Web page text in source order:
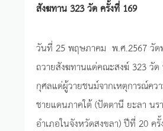
สังฆทาน 323 วัด ครั้งที่ 169
วันที่ 25 พฤษภาคม พ.ศ.2567 วัด
ถวายสังฆทานแด่คณะสงฆ์ 323 วั
กุศลแด่ผู้วายชนม์จากเหตุการณ์คว
ชายแดนภาคใต้ (ปัตตานี ยะลา นร
อำเภอในจังหวัดสงขลา) ปีที่ 20 ค